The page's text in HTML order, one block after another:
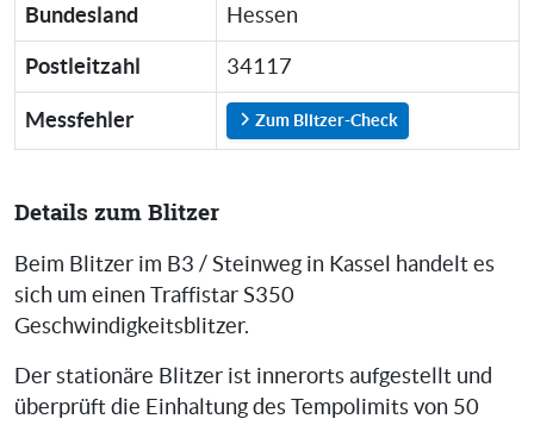
Bundesland Hessen
Postleitzahl 34117
Messfehler Zum Blitzer-Check
Details zum Blitzer
Beim Blitzer im B3 / Steinweg in Kassel handelt es
sich um einen Traffistar S350
Geschwindigkeitsblitzer.
Der stationäre Blitzer ist innerorts aufgestellt und
überprüft die Einhaltung des Tempolimits von 50